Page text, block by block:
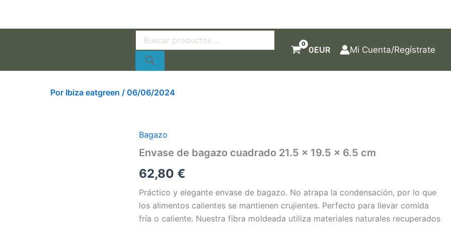
Búsqueda
productos
0EUR Mi Cuenta/Regístrate
Por Ibiza eatgreen / 06/06/2024
Bagazo
Envase de bagazo cuadrado 21.5 x 19.5 x 6.5 cm
62,80€
Práctico y elegante envase de bagazo. No atrapa la condensación, por lo que
los alimentos calientes se mantienen crujientes. Perfecto para llevar comida
fría o caliente. Nuestra fibra moldeada utiliza materiales naturales recuperados
Envase
bagazo
21.5
19.5
x
6.5